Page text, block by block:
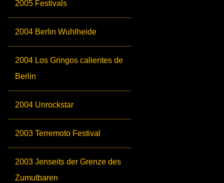
2005 Festivals
2004 Berlin Wuhlheide
2004 Los Gringos calientes de
Berlin
2004 Unrockstar
2003 Terremoto Festival
2003 Jenseits der Grenze des
Zumutbaren